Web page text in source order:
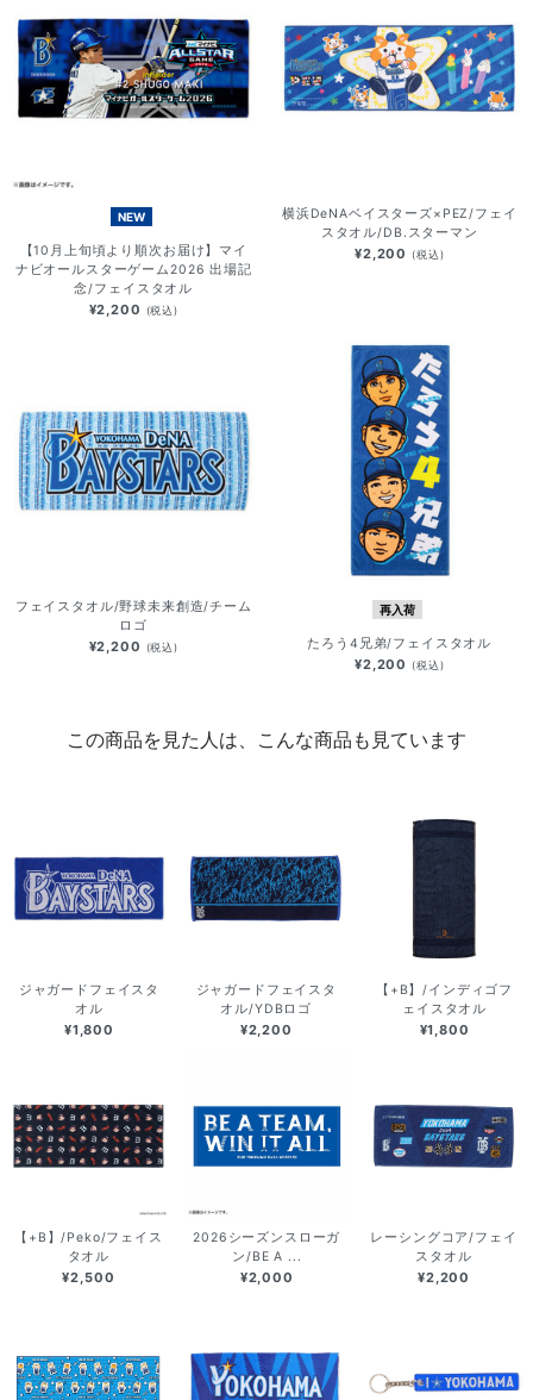
NEW
【10月上旬頃より順次お届け】マイ
ナビオールスターゲーム2026 出場記
念/フェイスタオル
¥2,200 (税込)
横浜DeNAベイスターズ×PEZ/フェイ
スタオル/DB.スターマン
¥2,200 (税込)
フェイスタオル/野球未来創造/チーム
ロゴ
¥2,200 (税込)
再入荷
たろう4兄弟/フェイスタオル
¥2,200 (税込)
この商品を見た人は、こんな商品も見ています
ジャガードフェイスタ
オル
¥1,800
ジャガードフェイスタ
オル/YDBロゴ
¥2,200
【+B】/インディゴフ
ェイスタオル
¥1,800
【+B】/Peko/フェイス
タオル
¥2,500
2026シーズンスローガ
ン/BE A ...
¥2,000
レーシングコア/フェイ
スタオル
¥2,200